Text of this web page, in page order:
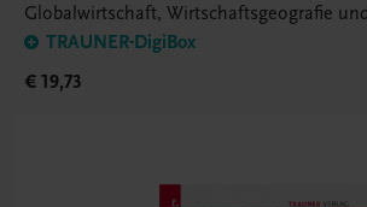
Globalwirtschaft, Wirtschaftsgeografie
TRAUNER-DigiBox
€ 19,73